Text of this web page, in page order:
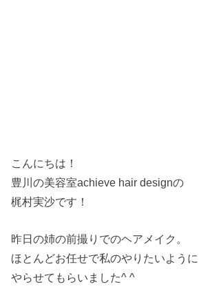
こんにちは！
豊川の美容室achieve hair designの
梶村実沙です！
昨日の姉の前撮りでのヘアメイク。
ほとんどお任せで私のやりたいように
やらせてもらいました^ ^